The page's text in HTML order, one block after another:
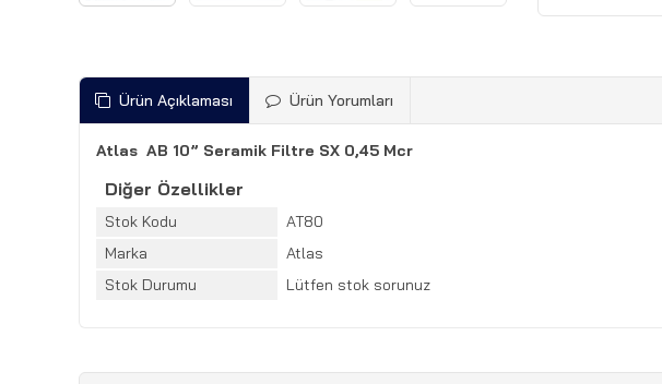
Ürün Açıklaması Ürün Yorumları
Atlas AB 10” Seramik Filtre SX 0,45 Mcr
Diğer Özellikler
Stok Kodu
AT80
Marka
Atlas
Stok Durumu
Lütfen stok sorunuz